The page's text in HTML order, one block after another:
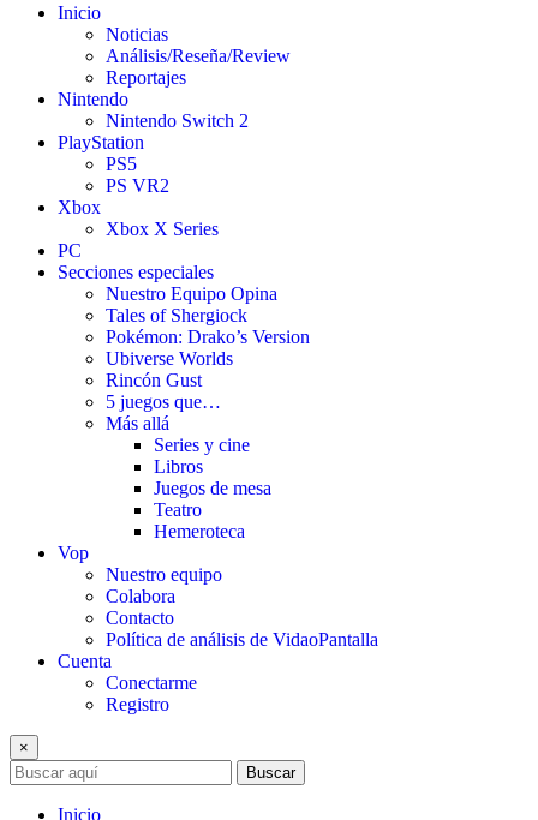
Inicio
Noticias
Análisis/Reseña/Review
Reportajes
Nintendo
Nintendo Switch 2
PlayStation
PS5
PS VR2
Xbox
Xbox X Series
PC
Secciones especiales
Nuestro Equipo Opina
Tales of Shergiock
Pokémon: Drako’s Version
Ubiverse Worlds
Rincón Gust
5 juegos que…
Más allá
Series y cine
Libros
Juegos de mesa
Teatro
Hemeroteca
Vop
Nuestro equipo
Colabora
Contacto
Política de análisis de VidaoPantalla
Cuenta
Conectarme
Registro
×
Buscar
Inicio